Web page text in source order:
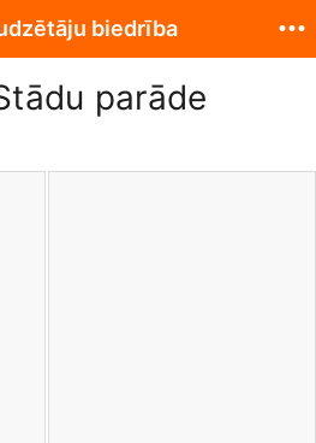
parāde
biedrība